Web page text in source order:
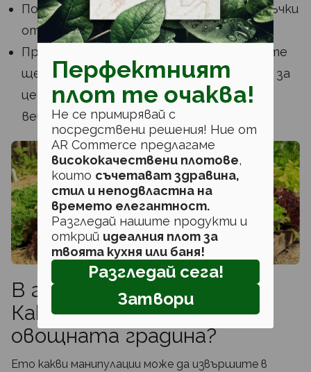
Перфектният
плот те очаква!
Не се примирявай с
посредствени решения! Ние от
AR Commerce предлагаме
висококачествени плотове,
които съчетават здравина,
стил и неподвластна на
времето елегантност.
Разгледай нашите продукти и
открий идеалния плот за
твоята кухня или баня!
Разгледай сега!
Затвори
Подкрепете граховите растения с пръчки
от клончета или грахова мрежа.
Продължавайте да плевите – плевелите
ще се конкурират с вашите зеленчуци за
ценна вода, светлина и хранителни
вещества.
В градината през май –
Какво да свършим в
овощната градина?
Ето какви манипулации може да извършите в